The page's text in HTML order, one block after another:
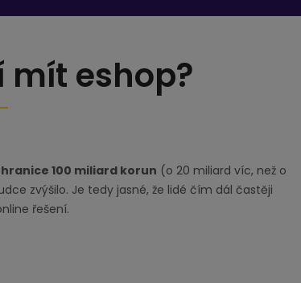
mít eshop?
100 miliard korun (o 20 miliard víc, než o
zvýšilo. Je tedy jasné, že lidé čím dál častěji
řešení.